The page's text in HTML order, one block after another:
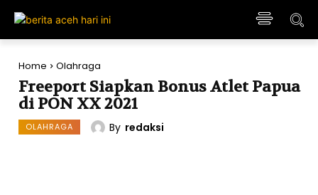
Home Olahraga
Freeport Siapkan Bonus Atlet Papua
di PON XX 2021
OLAHRAGA By redaksi